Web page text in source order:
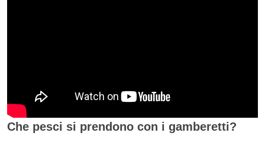
Che pesci si prendono con i gamberetti?